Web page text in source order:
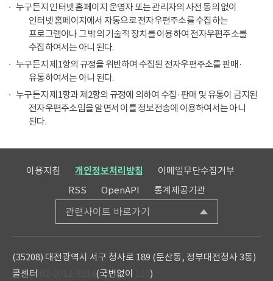
누구든지 인터넷 홈페이지 운영자 또는 관리자의 사전 동의 없이
인터넷 홈페이지에서 자동으로 전자우편주소를 수집하는
프로그램이나 그 밖의 기술적 장치를 이용하여 전자우편주소를
수집하여서는 아니 된다.
누구든지 제1항의 규정을 위반하여 수집된 전자우편주소를 판매·
유통하여서는 아니 된다.
누구든지 제1항과 제2항의 규정에 의하여 수집·판매 및 유통이 금지된
전자우편주소임을 알면서 이를 정보전송에 이용하여서는 아니
된다.
이용지침 개인정보처리방침
이메일무단수집거부
RSS
OpenAPI 통계제공기관
관련사이트 바로가기
(35208) 대전광역시 서구 청사로 189 (둔산동, 정부대전청사 3동)
콜센터
(국번없이 )